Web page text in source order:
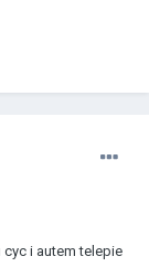
i autem telepie